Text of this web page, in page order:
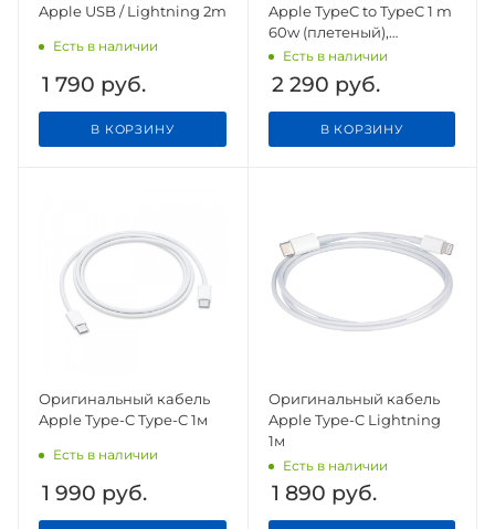
Apple USB / Lightning 2m
Есть в наличии
1 790 руб.
В КОРЗИНУ
Apple TypeC to TypeC 1 m
60w (плетеный),
оригинал
Есть в наличии
2 290 руб.
В КОРЗИНУ
Оригинальный кабель
Apple Type-C Type-C 1м
Есть в наличии
1 990 руб.
Оригинальный кабель
Apple Type-C Lightning
1м
Есть в наличии
1 890 руб.